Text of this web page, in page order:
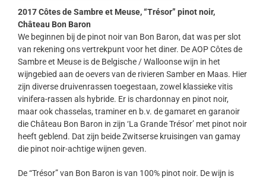
2017 Côtes de Sambre et Meuse, “Trésor” pinot noir,
Château Bon Baron
We beginnen bij de pinot noir van Bon Baron, dat was per slot
van rekening ons vertrekpunt voor het diner. De AOP Côtes de
Sambre et Meuse is de Belgische / Walloonse wijn in het
wijngebied aan de oevers van de rivieren Samber en Maas. Hier
zijn diverse druivenrassen toegestaan, zowel klassieke vitis
vinifera-rassen als hybride. Er is chardonnay en pinot noir,
maar ook chasselas, traminer en b.v. de gamaret en garanoir
die Château Bon Baron in zijn ‘La Grande Trésor’ met pinot noir
heeft geblend. Dat zijn beide Zwitserse kruisingen van gamay
die pinot noir-achtige wijnen geven.
De “Trésor” van Bon Baron is van 100% pinot noir. De wijn is